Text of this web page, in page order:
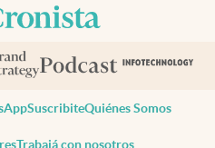
SuscribiteQuiénes Somos
Trabajá con nosotros